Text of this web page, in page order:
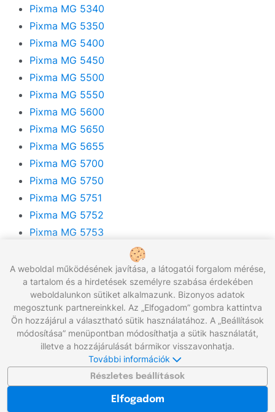
Pixma MG 5340
Pixma MG 5350
Pixma MG 5400
Pixma MG 5450
Pixma MG 5500
Pixma MG 5550
Pixma MG 5600
Pixma MG 5650
Pixma MG 5655
Pixma MG 5700
Pixma MG 5750
Pixma MG 5751
Pixma MG 5752
Pixma MG 5753
Pixma MG 6150
Pixma MG 6170
Pixma MG 6200
Pixma MG 6250
Pixma MG 6300
Pixma MG 6350
Pixma MG 6400
Pixma MG 6450
A weboldal működésének javítása, a látogatói forgalom mérése,
a tartalom és a hirdetések személyre szabása érdekében
weboldalunkon sütiket alkalmazunk. Bizonyos adatok
megosztunk partnereinkkel. Az „Elfogadom” gombra kattintva
Ön hozzájárul a választható sütik használatához. A „Beállítások
módosítása” menüpontban módosíthatja a sütik használatát,
illetve a hozzájárulását bármikor visszavonhatja.
További információk
Részletes beállítások
Elfogadom